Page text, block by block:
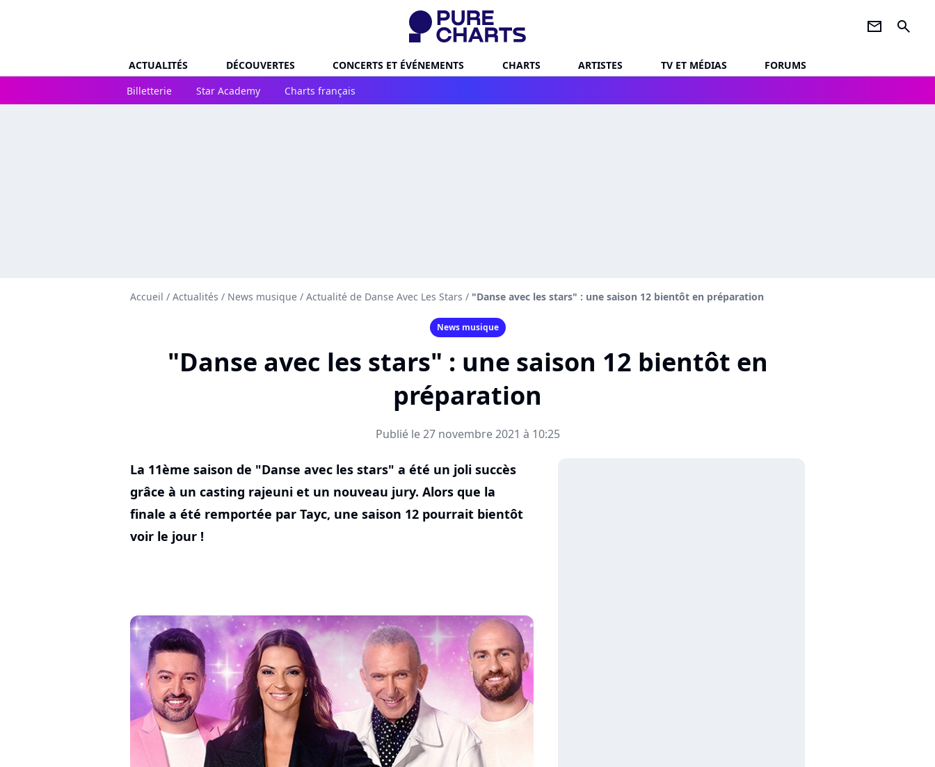
newsletter search
ACTUALITÉS DÉCOUVERTES CONCERTS ET ÉVÉNEMENTS CHARTS ARTISTES TV ET MÉDIAS
FORUMS
Billetterie
Star Academy Charts français
Accueil / Actualités / News musique / Actualité de Danse Avec Les Stars / "Danse avec les stars" : une saison 12 bientôt en préparation
News musique
"Danse avec les stars" : une saison 12 bientôt en
préparation
Publié le 27 novembre 2021 à 10:25
La 11ème saison de "Danse avec les stars" a été un joli succès
grâce à un casting rajeuni et un nouveau jury. Alors que la
finale a été remportée par Tayc, une saison 12 pourrait bientôt
voir le jour !